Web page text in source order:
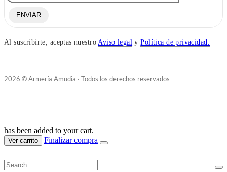
ENVIAR
Al suscribirte, aceptas nuestro Aviso legal yPolítica de privacidad.
2026 © Armería Amudia · Todos los derechos reservados
has been added to your cart.
Ver carrito Finalizar compra